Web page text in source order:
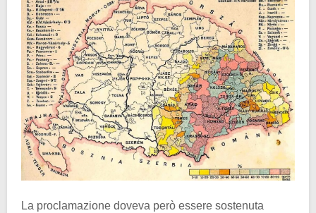
La proclamazione doveva però essere sostenuta